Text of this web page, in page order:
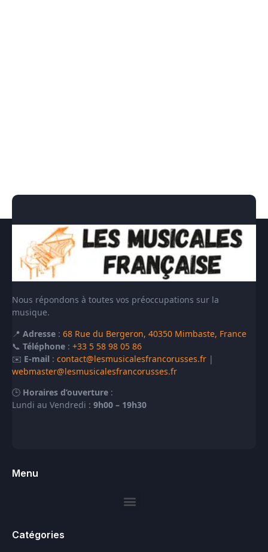
Nous répondons à toutes vos préoccupations sur la
musique.
📍 Adresse : 68 Rue du Bergeron, 40350 Mimbaste, France
📞 Téléphone : +33 5 58 98 05 86
✉️ E-mail : contact@lesmusicalesfrancorusses.fr |
webmaster@lesmusicalesfrancorusses.fr
🕒 Horaires d’ouverture :
Lundi au Vendredi : 9h00 – 19h30
Menu
Catégories